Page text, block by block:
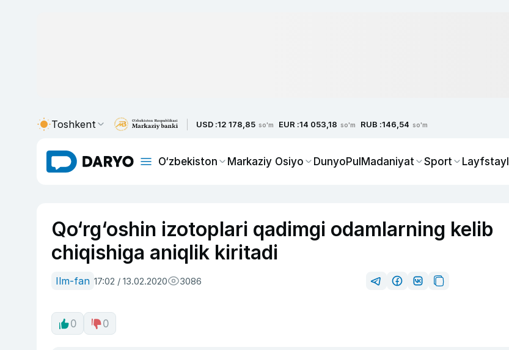
Toshkent USD :12 178,85 so'm EUR :14 053,18 so'm RUB :146,54 so'm
O‘zbekiston Markaziy Osiyo DunyoPulMadaniyat Sport Layfstayl
Qo‘rg‘oshin izotoplari qadimgi odamlarning kelib
chiqishiga aniqlik kiritadi
Ilm-fan 17:02 / 13.02.2020 3086
0 0